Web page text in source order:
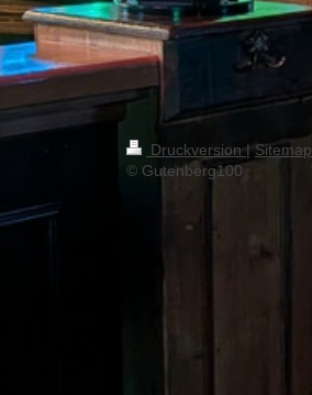
Druckversion| Sitemap
© Gutenberg100